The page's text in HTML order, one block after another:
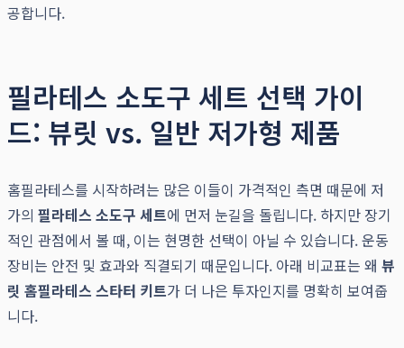
공합니다.
필라테스 소도구 세트 선택 가이
드: 뷰릿 vs. 일반 저가형 제품
홈필라테스를 시작하려는 많은 이들이 가격적인 측면 때문에 저
가의 필라테스 소도구 세트에 먼저 눈길을 돌립니다. 하지만 장기
적인 관점에서 볼 때, 이는 현명한 선택이 아닐 수 있습니다. 운동
장비는 안전 및 효과와 직결되기 때문입니다. 아래 비교표는 왜 뷰
릿 홈필라테스 스타터 키트가 더 나은 투자인지를 명확히 보여줍
니다.